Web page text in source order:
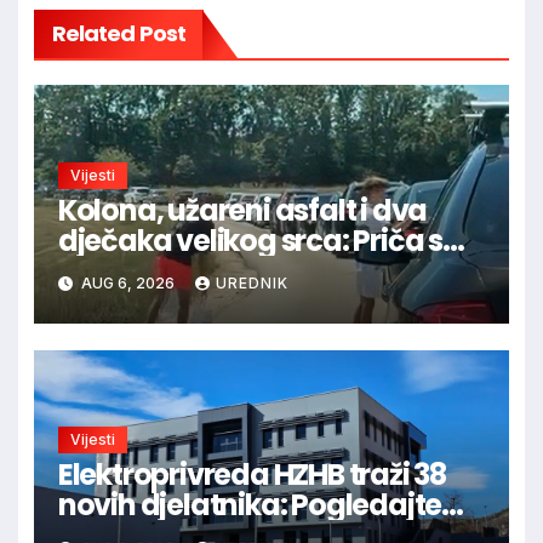
Related Post
Vijesti
Kolona, užareni asfalt i dva
dječaka velikog srca: Priča s
granice oduševila regiju
AUG 6, 2026 UREDNIK
Vijesti
Elektroprivreda HZHB traži 38
novih djelatnika: Pogledajte